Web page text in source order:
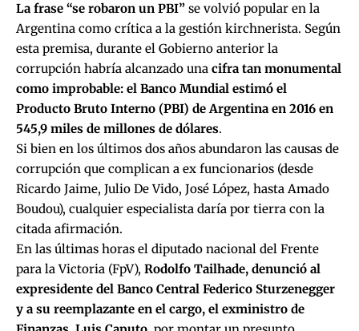
La frase “se robaron un PBI” se volvió popular en la
Argentina como crítica a la gestión kirchnerista. Según
esta premisa, durante el Gobierno anterior la
corrupción habría alcanzado una cifra tan monumental
como improbable: el Banco Mundial estimó el
Producto Bruto Interno (PBI) de Argentina en 2016 en
545,9 miles de millones de dólares.
Si bien en los últimos dos años abundaron las causas de
corrupción que complican a ex funcionarios (desde
Ricardo Jaime, Julio De Vido, José López, hasta Amado
Boudou), cualquier especialista daría por tierra con la
citada afirmación.
En las últimas horas el diputado nacional del Frente
para la Victoria (FpV), Rodolfo Tailhade, denunció al
expresidente del Banco Central Federico Sturzenegger
y a su reemplazante en el cargo, el exministro de